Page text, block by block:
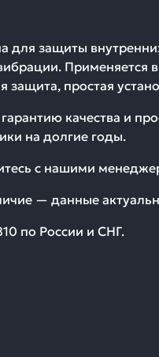
защиты
Применяется
защита, простая
качества и
на долгие годы.
с нашими
— данные
по России и СНГ.